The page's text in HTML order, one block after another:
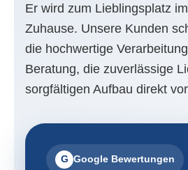
Er wird zum Lieblingsplatz
Zuhause. Unsere Kunden
die hochwertige
Beratung, die zuverlässige
sorgfältigen Aufbau direkt
G Google Bewertungen